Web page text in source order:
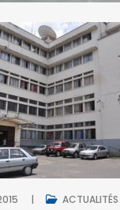
ACTUALITÉS